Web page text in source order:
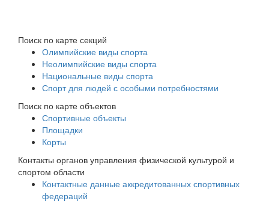
Поиск по карте секций
Олимпийские виды спорта
Неолимпийские виды спорта
Национальные виды спорта
Спорт для людей с особыми потребностями
Поиск по карте объектов
Спортивные объекты
Площадки
Корты
Контакты органов управления физической культурой и
спортом области
Контактные данные аккредитованных спортивных
федераций